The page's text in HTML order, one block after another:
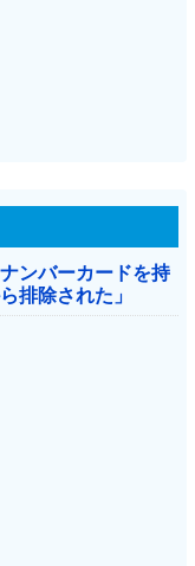
ンバーカードを持
排除された」